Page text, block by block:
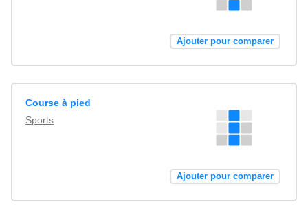
Ajouter pour comparer
Course à pied
Sports
Ajouter pour comparer